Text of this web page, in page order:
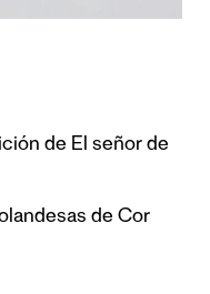
de El señor de
de Cor